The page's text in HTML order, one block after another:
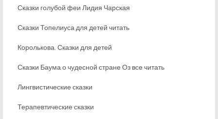
Сказки голубой феи Лидия Чарская
Сказки Топелиуса для детей читать
Королькова. Сказки для детей
Сказки Баума о чудесной стране Оз все читать
Лингвистические сказки
Терапевтические сказки